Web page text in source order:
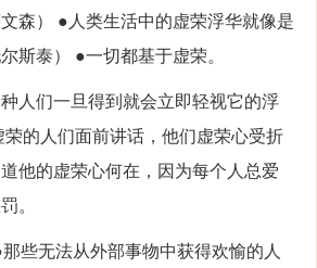
森） ●人类生活中的虚荣浮华就像是
斯泰） ●一切都基于虚荣。
人们一旦得到就会立即轻视它的浮
的人们面前讲话，他们虚荣心受折
他的虚荣心何在，因为每个人总爱
。
些无法从外部事物中获得欢愉的人